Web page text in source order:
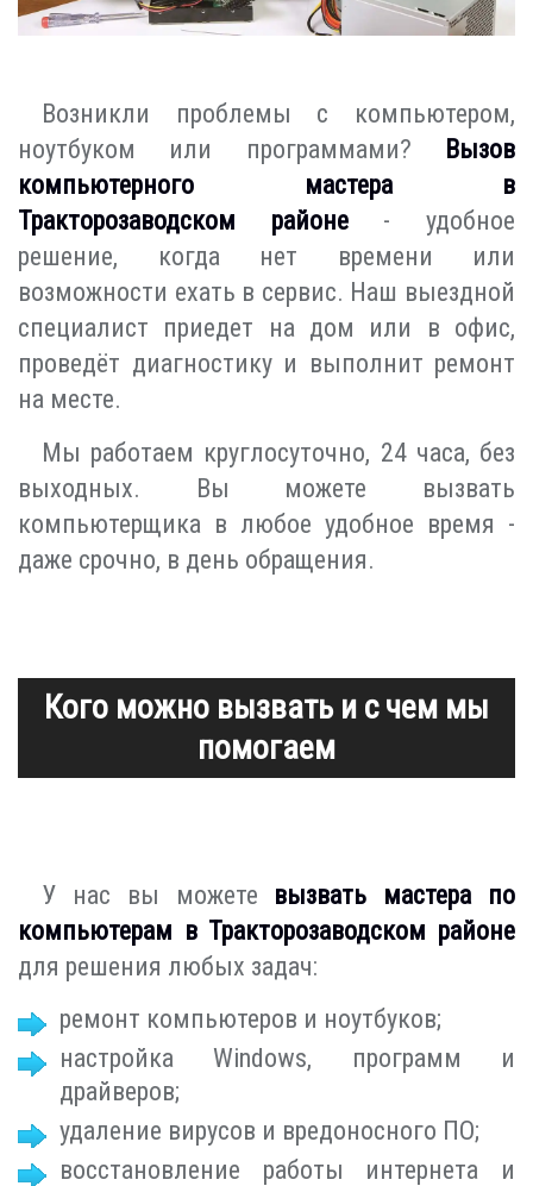
Возникли проблемы с компьютером,
ноутбуком или программами?
Вызов
компьютерного мастера в
Тракторозаводском районе- удобное
решение, когда нет времени или
возможности ехать в сервис. Наш выездной
специалист приедет на дом или в офис,
проведёт диагностику и выполнит ремонт
на месте.
Мы работаем круглосуточно, 24 часа, без
выходных. Вы можете вызвать
компьютерщика в любое удобное время -
даже срочно, в день обращения.
Кого можно вызвать и с чем мы
помогаем
У нас вы можете вызвать мастера по
компьютерам в Тракторозаводском районе
для решения любых задач:
ремонт компьютеров и ноутбуков;
настройка Windows, программ и
драйверов;
удаление вирусов и вредоносного ПО;
восстановление работы интернета и